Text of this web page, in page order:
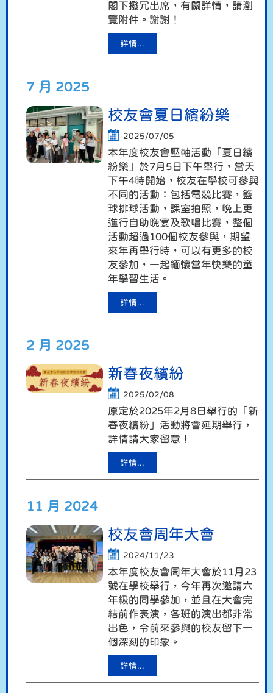
閣下撥冗出席，有關詳情，請瀏
覽附件。謝謝！
詳情...
7 月 2025
校友會夏日繽紛樂
2025/07/05
本年度校友會壓軸活動「夏日繽
紛樂」於7月5日下午舉行，當天
下午4時開始，校友在學校可參與
不同的活動：包括電競比賽，籃
球排球活動，課室拍照，晚上更
進行自助晚宴及歌唱比賽，整個
活動超過100個校友參與，期望
來年再舉行時，可以有更多的校
友參加，一起緬懷當年快樂的童
年學習生活。
詳情...
2 月 2025
新春夜繽紛
2025/02/08
原定於2025年2月8日舉行的「新
春夜繽紛」活動將會延期舉行，
詳情請大家留意！
詳情...
11 月 2024
校友會周年大會
2024/11/23
本年度校友會周年大會於11月23
號在學校舉行，今年再次邀請六
年級的同學參加，並且在大會完
結前作表演，各班的演出都非常
出色，令前來參與的校友留下一
個深刻的印象。
詳情...